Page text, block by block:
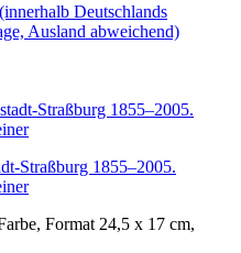
Deutschlands
Ausland abweichend)
Straßburg 1855–2005.
Format 24,5 x 17 cm,